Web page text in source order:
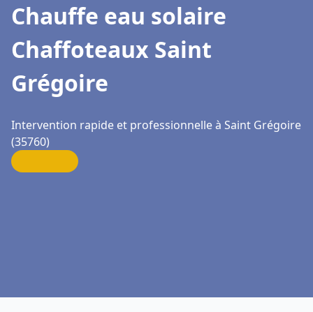
Chauffe eau solaire
Chaffoteaux Saint
Grégoire
Intervention rapide et professionnelle à Saint Grégoire
(35760)